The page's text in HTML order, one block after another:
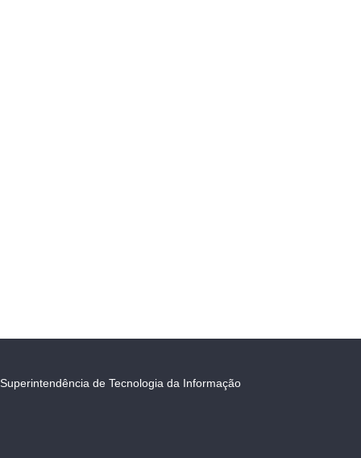
Superintendência de Tecnologia da Informação